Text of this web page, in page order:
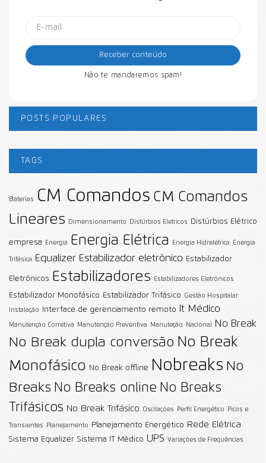
Não te mandaremos spam!
POSTS POPULARES
TAGS
Baterias CM Comandos CM Comandos
Lineares
Dimensionamento Distúrbios Eletricos Distúrbios Elétrico
empresa Energia Energia Elétrica Energia Hidrelétrica Energia
Trifásica Equalizer Estabilizador eletrônico Estabilizador
Eletrônicos Estabilizadores Estabilizadores Eletrônicos
Estabilizador Monofásico Estabilizador Trifásico Gestão Hospitalar
Instalação Interface de gerenciamento remoto It Médico
Manutenção Corretiva Manutenção Preventiva Manuteção Nacional No Break
No Break dupla conversão No Break
Monofásico
No Break offline Nobreaks No
Breaks No Breaks online No Breaks
Trifásicos No Break Trifásico Oscilações Perfil Energético Picos e
Transientes Planejamento Planejamento Energético Rede Elétrica
Sistema Equalizer Sistema IT Médico UPS Variações de Frequências